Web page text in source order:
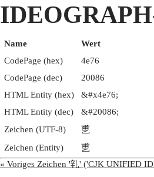
Name
Wert
CodePage (hex)
4e76
CodePage (dec)
20086
HTML Entity (hex)
&#x4e76;
HTML Entity (dec)
&#20086;
Zeichen (UTF-8)
乶
Zeichen (Entity)
乶
« Voriges Zeichen '乵' ('CJK UNIFIED